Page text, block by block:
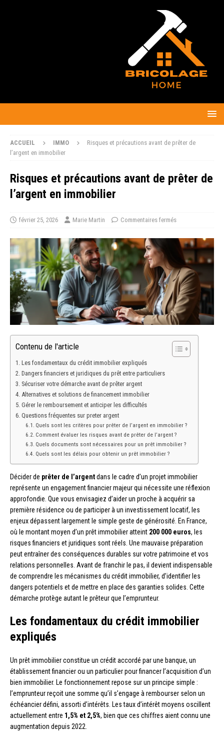
ACCUEIL IMMO
Risques et précautions avant de prêter de
l’argent en immobilier
Risques et précautions avant de prêter de
l’argent en immobilier
février 25, 2026 Marie Martin Commentaires fermés
Contenu de l'article
Les fondamentaux du crédit immobilier expliqués
Dangers financiers et juridiques du prêt entre particuliers
Sécuriser votre démarche avant de prêter argent
Alternatives et solutions de financement immobilier
Gérer le remboursement et anticiper les difficultés
Questions fréquentes sur preter argent
Quels sont les critères pour prêter de l’argent en immobilier ?
Comment évaluer les risques avant de prêter de l’argent ?
Quels documents sont nécessaires pour un prêt immobilier ?
Quels sont les délais pour obtenir un prêt immobilier ?
Décider de prêter de l’argentdans le cadre d’un projet immobilier
représente un engagement financier majeur qui nécessite une réflexion
approfondie. Que vous envisagiez d’aider un proche à acquérir sa
première résidence ou de participer à un investissement locatif, les
enjeux dépassent largement le simple geste de générosité. En France,
où le montant moyen d’un prêt immobilier atteint 200 000 euros, les
risques financiers et juridiques sont réels. Une mauvaise préparation
peut entraîner des conséquences durables sur votre patrimoine et vos
relations personnelles. Avant de franchir le pas, il devient indispensable
de comprendre les mécanismes du crédit immobilier, d’identifier les
dangers potentiels et de mettre en place des garanties solides. Cette
démarche protège autant le prêteur que l’emprunteur.
Les fondamentaux du crédit immobilier
expliqués
Un prêt immobilier constitue un crédit accordé par une banque, un
établissement financier ou un particulier pour financer l’acquisition d’un
bien immobilier. Le fonctionnement repose sur un principe simple :
l’emprunteur reçoit une somme qu’il s’engage à rembourser selon un
échéancier défini, assorti d’intérêts. Les taux d’intérêt moyens oscillent
actuellement entre 1,5% et 2,5%, bien que ces chiffres aient connu une
augmentation depuis 2022.